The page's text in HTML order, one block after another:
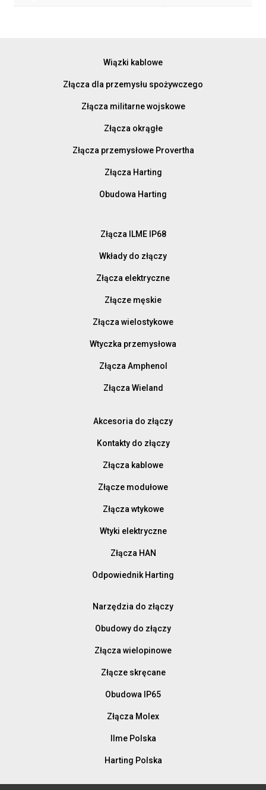
Wiązki kablowe
Złącza dla przemysłu spożywczego
Złącza militarne wojskowe
Złącza okrągłe
Złącza przemysłowe Provertha
Złącza Harting
Obudowa Harting
Złącza ILME IP68
Wkłady do złączy
Złącza elektryczne
Złącze męskie
Złącza wielostykowe
Wtyczka przemysłowa
Złącza Amphenol
Złącza Wieland
Akcesoria do złączy
Kontakty do złączy
Złącza kablowe
Złącze modułowe
Złącza wtykowe
Wtyki elektryczne
Złącza HAN
Odpowiednik Harting
Narzędzia do złączy
Obudowy do złączy
Złącza wielopinowe
Złącze skręcane
Obudowa IP65
Złącza Molex
Ilme Polska
Harting Polska